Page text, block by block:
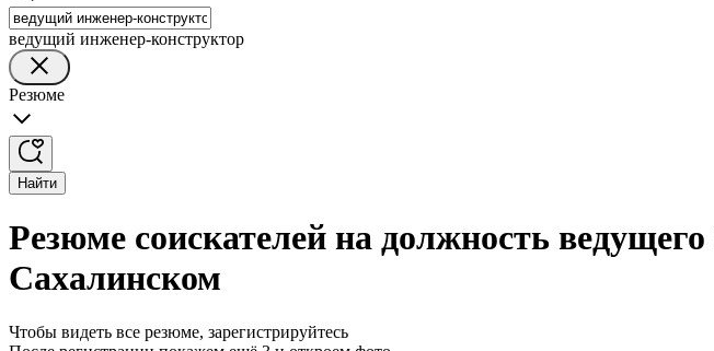
ведущий инженер-конструктор
Резюме
Найти
Резюме соискателей на должность
Сахалинском
Чтобы видеть все резюме, зарегистрируйтесь